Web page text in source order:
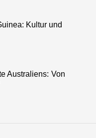
Kultur und
Australiens: Von